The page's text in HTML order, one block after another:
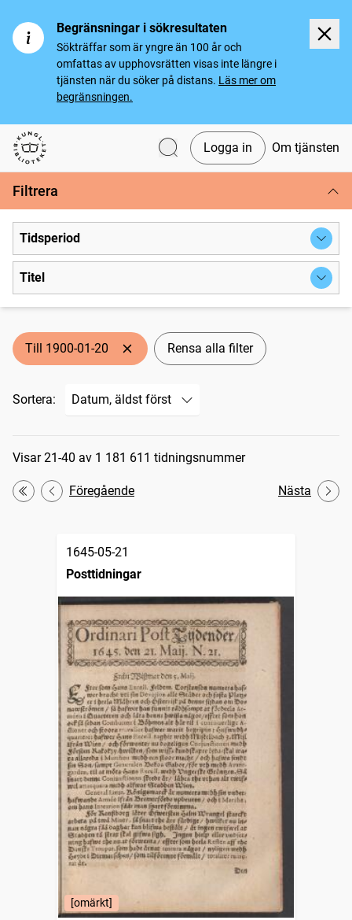
Begränsningar i sökresultaten
Sökträffar som är yngre än 100 år och
omfattas av upphovsrätten visas inte längre i
tjänsten när du söker på distans. Läs mer om
begränsningen.
Svenska tidningar
Logga in Om tjänsten
Filtrera
Tidsperiod
Titel
Till 1900-01-20 Rensa alla filter
Sortera:
Sökresultat
Visar 21-40 av 1 181 611 tidningsnummer
Första
Föregående Nästa
1645-05-21
Posttidningar
[omärkt]